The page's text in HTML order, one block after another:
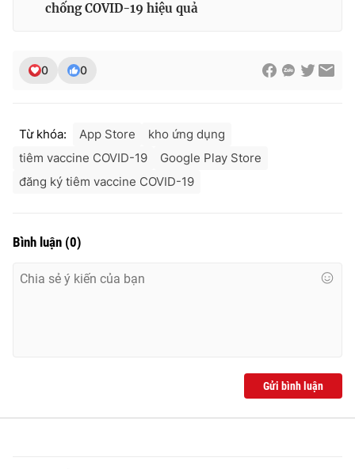
chống COVID-19 hiệu quả
0 0
Từ khóa: App Store
kho ứng dụng
tiêm vaccine COVID-19
Google Play Store
đăng ký tiêm vaccine COVID-19
Bình luận (0)
Gửi bình luận